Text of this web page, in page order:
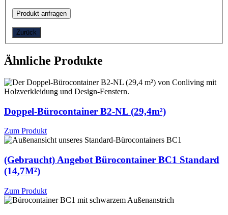
Zurück
Ähnliche Produkte
Doppel-Bürocontainer B2-NL (29,4m²)
Zum Produkt
(Gebraucht) Angebot Bürocontainer BC1 Standard
(14,7M²)
Zum Produkt